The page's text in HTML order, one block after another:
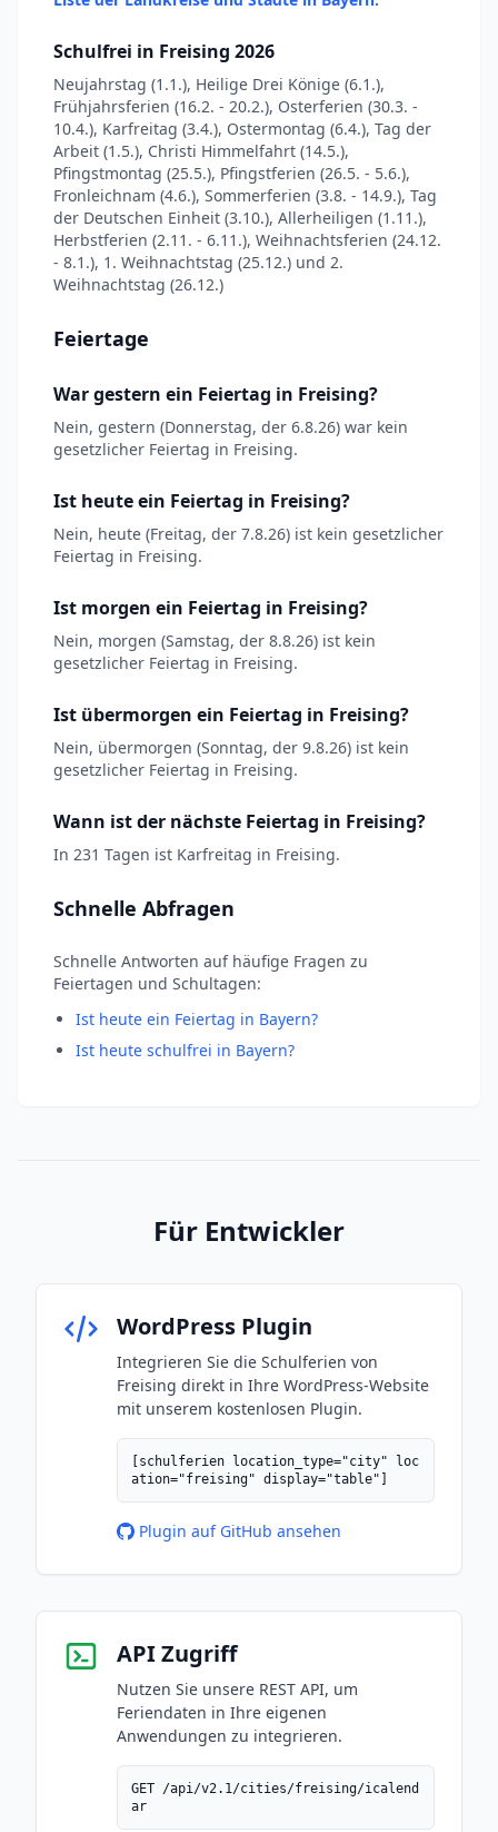
Schulfrei in Freising 2026
Neujahrstag (1.1.), Heilige Drei Könige (6.1.),
Frühjahrsferien (16.2. - 20.2.), Osterferien (30.3. -
10.4.), Karfreitag (3.4.), Ostermontag (6.4.), Tag der
Arbeit (1.5.), Christi Himmelfahrt (14.5.),
Pfingstmontag (25.5.), Pfingstferien (26.5. - 5.6.),
Fronleichnam (4.6.), Sommerferien (3.8. - 14.9.), Tag
der Deutschen Einheit (3.10.), Allerheiligen (1.11.),
Herbstferien (2.11. - 6.11.), Weihnachtsferien (24.12.
- 8.1.), 1. Weihnachtstag (25.12.) und 2.
Weihnachtstag (26.12.)
Feiertage
War gestern ein Feiertag in Freising?
Nein, gestern (Donnerstag, der 6.8.26) war kein
gesetzlicher Feiertag in Freising.
Ist heute ein Feiertag in Freising?
Nein, heute (Freitag, der 7.8.26) ist kein gesetzlicher
Feiertag in Freising.
Ist morgen ein Feiertag in Freising?
Nein, morgen (Samstag, der 8.8.26) ist kein
gesetzlicher Feiertag in Freising.
Ist übermorgen ein Feiertag in Freising?
Nein, übermorgen (Sonntag, der 9.8.26) ist kein
gesetzlicher Feiertag in Freising.
Wann ist der nächste Feiertag in Freising?
In 231 Tagen ist Karfreitag in Freising.
Schnelle Abfragen
Schnelle Antworten auf häufige Fragen zu
Feiertagen und Schultagen:
Ist heute ein Feiertag in Bayern?
Ist heute schulfrei in Bayern?
Für Entwickler
WordPress Plugin
Integrieren Sie die Schulferien von
Freising direkt in Ihre WordPress-Website
mit unserem kostenlosen Plugin.
[schulferien location_type="city" loc
ation="freising" display="table"]
Plugin auf GitHub ansehen
API Zugriff
Nutzen Sie unsere REST API, um
Feriendaten in Ihre eigenen
Anwendungen zu integrieren.
GET /api/v2.1/cities/freising/icalend
ar